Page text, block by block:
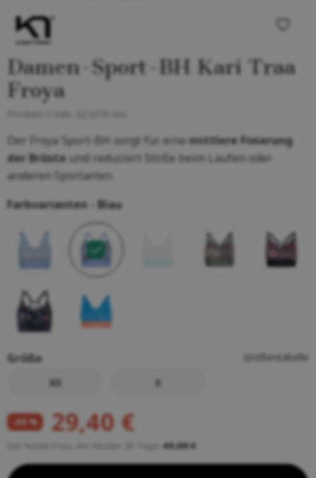
Damen-Sport-BH Kari Traa
Froya
Der Froya Sport-BH sorgt für eine mittlere Fixierung
der Brüste und reduziert Stöße beim Laufen oder
anderen Sportarten.
Farbvarianten - Blau
Größe
Größentabelle
XS
S
-40 % 29,40 €
49,00 €